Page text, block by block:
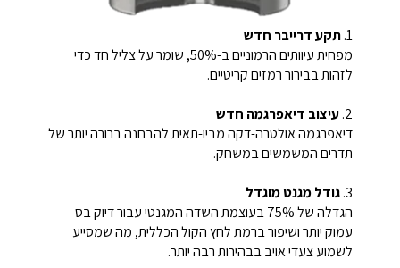
1. תקע דרייבר חדש
מפחית עיוותים הרמוניים ב-50%, שומר על צליל חד כדי
לזהות בבירור רמזים קריטיים.
2. עיצוב דיאפרגמה חדש
דיאפרגמה אולטרה-דקה מביו-תאית להבחנה ברורה יותר של
תדרים המשמשים במשחק.
3. גודל מגנט מוגדל
הגדלה של 75% בעוצמת השדה המגנטי עבור דיוק בס
עמוק יותר ושיפור ברמת לחץ הקול הכללית, מה שמסייע
לשמוע צעדי אויב בבהירות רבה יותר.